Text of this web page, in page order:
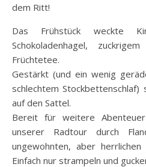
dem Ritt!
Das Frühstück weckte
Schokoladenhagel,
Früchtetee.
Gestärkt (und ein wenig
schlechtem
auf den Sattel.
Bereit für weitere
unserer Radtour durch
ungewohnten, aber
Einfach nur strampeln und